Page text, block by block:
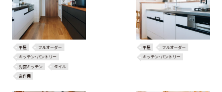
平屋
フルオーダー
キッチン･パントリー
対面キッチン
タイル
造作棚
平屋
フルオーダー
キッチン･パントリー